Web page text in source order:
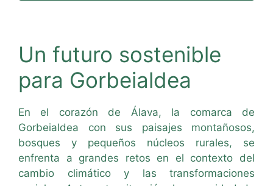
Un futuro sostenible
para Gorbeialdea
En el corazón de Álava, la comarca de
Gorbeialdea con sus paisajes montañosos,
bosques y pequeños núcleos rurales, se
enfrenta a grandes retos en el contexto del
cambio climático y las transformaciones